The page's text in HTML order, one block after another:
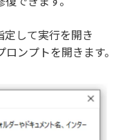
して実行を開き
ンプトを開きます。